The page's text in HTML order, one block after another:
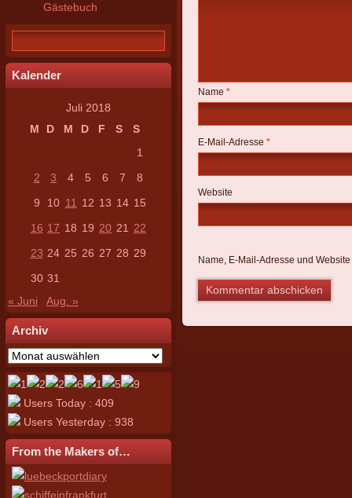
Gästebuch
Kalender
Juli 2018
M
D M D F S
S
1
2
3 4 5 6 7
8
9
10 11 12 13 14 15
16 17 18 19 20 21
22
23 24 25 26 27 28 29
30 31
« Juni
Aug. »
Archiv
Archiv
Users Today : 409
Users Yesterday : 938
From the Makers of…
Name *
E-Mail-Adresse *
Website
Name, E-Mail-Adresse und